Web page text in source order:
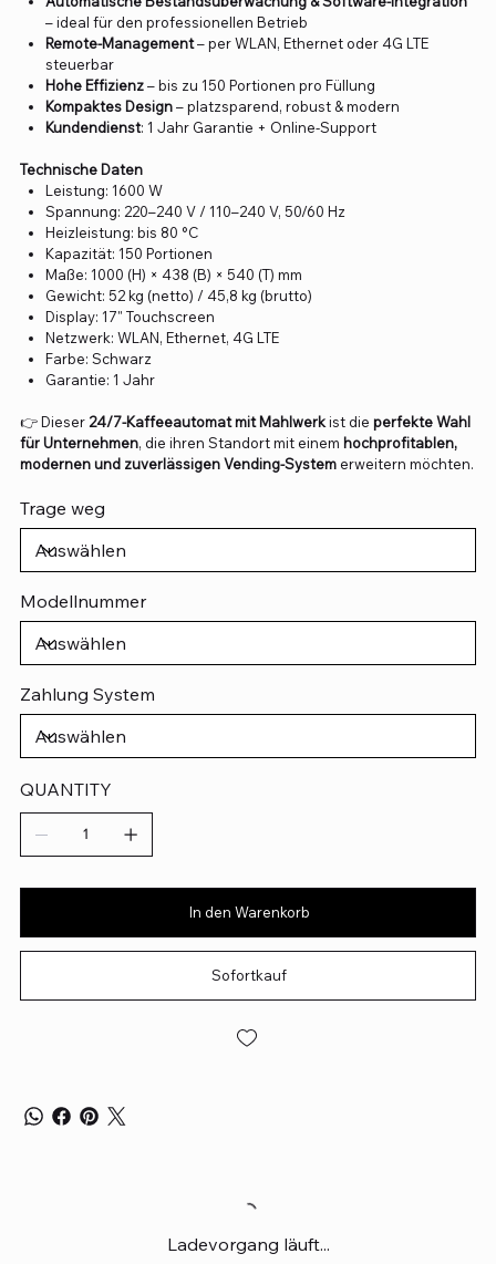
– ideal für den professionellen Betrieb
Remote-Management– per WLAN, Ethernet oder 4G LTE
steuerbar
Hohe Effizienz– bis zu 150 Portionen pro Füllung
Kompaktes Design– platzsparend, robust & modern
Kundendienst: 1 Jahr Garantie + Online-Support
Technische Daten
Leistung: 1600 W
Spannung: 220–240 V / 110–240 V, 50/60 Hz
Heizleistung: bis 80 °C
Kapazität: 150 Portionen
Maße: 1000 (H) × 438 (B) × 540 (T) mm
Gewicht: 52 kg (netto) / 45,8 kg (brutto)
Display: 17" Touchscreen
Netzwerk: WLAN, Ethernet, 4G LTE
Farbe: Schwarz
Garantie: 1 Jahr
👉 Dieser 24/7-Kaffeeautomat mit Mahlwerkist die perfekte Wahl
für Unternehmen, die ihren Standort mit einem hochprofitablen,
modernen und zuverlässigen Vending-Systemerweitern möchten.
Trage weg
Modellnummer
Zahlung System
QUANTITY
In den Warenkorb
Sofortkauf
Ladevorgang läuft...